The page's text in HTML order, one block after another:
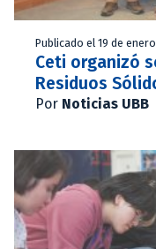
Publicado el 19 de
Ceti organizó
Residuos
Por Noticias UBB